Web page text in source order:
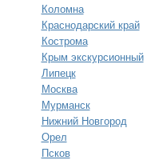
Коломна
Краснодарский край
Кострома
Крым экскурсионный
Липецк
Москва
Мурманск
Нижний Новгород
Орел
Псков